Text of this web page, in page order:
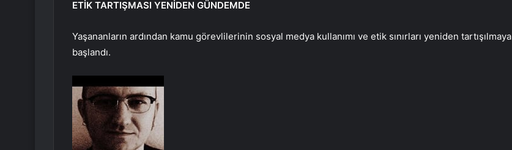
ETİK TARTIŞMASI YENİDEN GÜNDEMDE
Yaşananların ardından kamu görevlilerinin sosyal medya kullanımı ve etik sınırları yeniden tartışılmaya
başlandı.